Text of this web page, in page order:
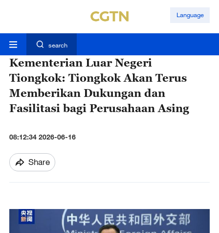
Language
search
Kementerian Luar Negeri
Tiongkok: Tiongkok Akan Terus
Memberikan Dukungan dan
Fasilitasi bagi Perusahaan Asing
08:12:34 2026-06-16
Share